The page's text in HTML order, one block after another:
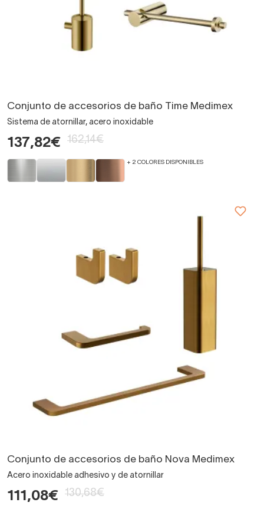
Conjunto de accesorios de baño Time Medimex
Sistema de atornillar, acero inoxidable
137,82€ 162,14€
+ 2 COLORES DISPONIBLES
Conjunto de accesorios de baño Nova Medimex
Acero inoxidable adhesivo y de atornillar
111,08€ 130,68€